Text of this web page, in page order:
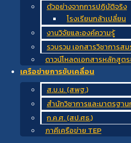
ตัวอย่างจากการปฏิบัติจริง
โรงเรียนกล้าเปลี่ยน
งานวิจัยและองค์ความรู้
รวบรวม เอกสารวิชาการส
ดาวน์โหลดเอกสารหลักสูตร
เครือข่ายการขับเคลื่อน
ส.บ.น. (สพฐ.)
สำนักวิชาการและมาตรฐา
ก.ค.ศ. (สป.ศธ.)
ภาคีเครือข่าย TEP